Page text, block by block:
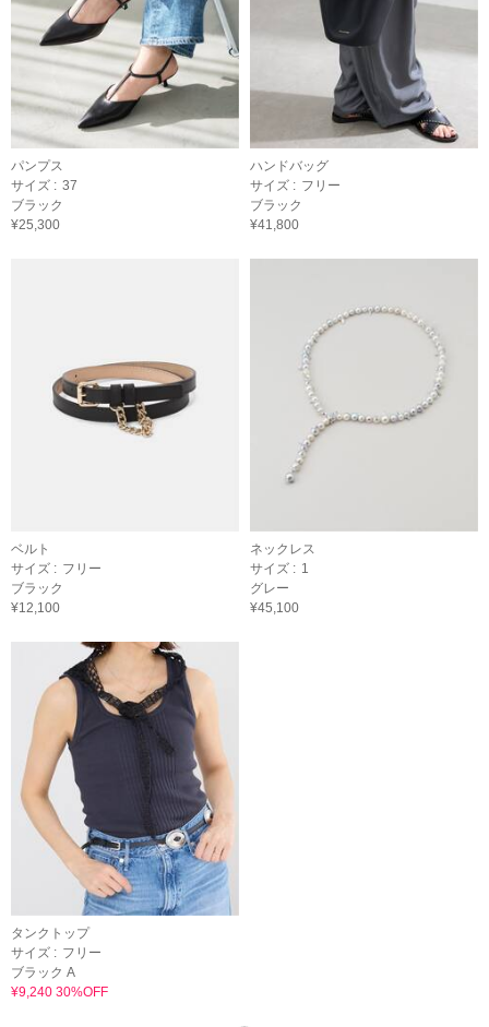
パンプス
サイズ : 37
ブラック
¥25,300
ハンドバッグ
サイズ : フリー
ブラック
¥41,800
ベルト
サイズ : フリー
ブラック
¥12,100
ネックレス
サイズ : 1
グレー
¥45,100
タンクトップ
サイズ : フリー
ブラック A
¥9,240 30%OFF